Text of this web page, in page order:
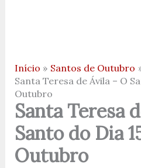
Início
Santos de Outubro
Santa Teresa de Ávila – O
Outubro
Santa Teresa
Santo do Dia
Outubro